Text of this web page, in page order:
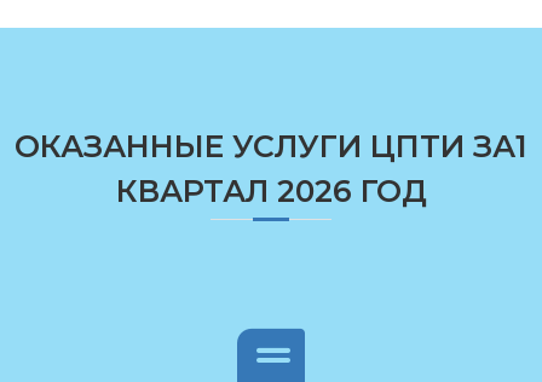
ОКАЗАННЫЕ УСЛУГИ ЦПТИ ЗА1
КВАРТАЛ 2026 ГОД